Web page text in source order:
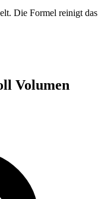
Die Formel reinigt
Volumen